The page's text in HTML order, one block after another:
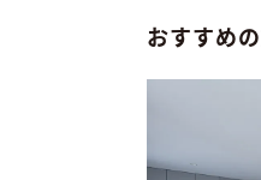
おすすめ